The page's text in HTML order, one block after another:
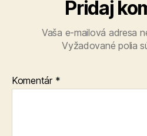
Pridaj
Vaša e-mailová adresa
Vyžadované polia
Komentár *